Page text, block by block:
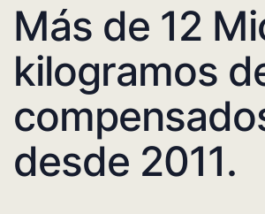
Más de 12
kilogramos
desde 2011.